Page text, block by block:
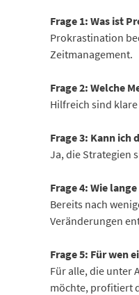
Frage 1: Was ist
Prokrastination
Zeitmanagement.
Frage 2: Welche
Hilfreich sind
Frage 3: Kann ich
Ja, die Strategien
Frage 4: Wie
Bereits nach
Veränderungen
Frage 5: Für wen
Für alle, die unter
möchte, profitiert